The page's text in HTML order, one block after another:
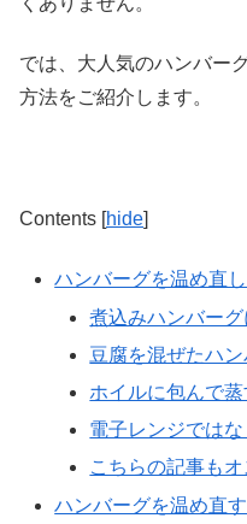
では、大人気のハンバー
方法をご紹介します。
Contents [hide]
ハンバーグを温め直
煮込みハンバーグ
豆腐を混ぜたハ
ホイルに包んで蒸
電子レンジでは
こちらの記事も
ハンバーグを温め直